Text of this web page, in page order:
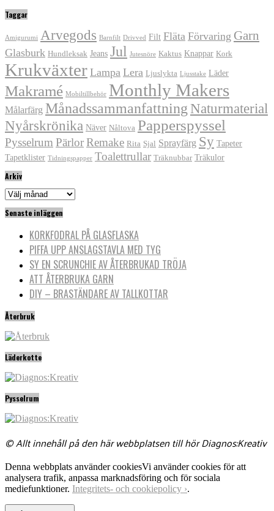
Taggar
Amigurumi Arvegods Barnfilt Drivved Filt Fläta Förvaring Garn
Glasburk Hundleksak Jeans Jul Jutesnöre Kaktus Knappar Kork
Krukväxter Lampa Lera Ljuslykta Ljusstake Läder
Makramé Mobiltillbehör Monthly Makers
Målarfärg Månadssammanfattning Naturmaterial
Nyårskrönika Näver Nåltova Papperspyssel
Pysselrum PärlorRemake Rita Sjal Sprayfärg Sy Tapeter
Tapetklister Tidningspapper Toalettrullar Träknubbar Träkulor
Arkiv
Arkiv
Senaste inläggen
KORKFODRAL PÅ GLASFLASKA
PIFFA UPP ANSLAGSTAVLA MED TYG
SY EN SCRUNCHIE AV ÅTERBRUKAD TRÖJA
ATT ÅTERBRUKA GARN
DIY – BRASTÄNDARE AV TALLKOTTAR
Återbruk
Läderkotte
Pysselrum
© Allt innehåll på den här webbplatsen till hör Diagnos:Kreativ
Denna webbplats använder cookiesVi använder cookies för att
analysera trafik, anpassa marknadsföring och för sociala
mediefunktioner. Integritets- och cookiepolicy ›.